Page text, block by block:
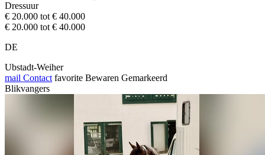
Dressuur
€ 20.000 tot € 40.000
€ 20.000 tot € 40.000
DE
Ubstadt-Weiher
mail Contact favorite Bewaren Gemarkeerd
Blikvangers